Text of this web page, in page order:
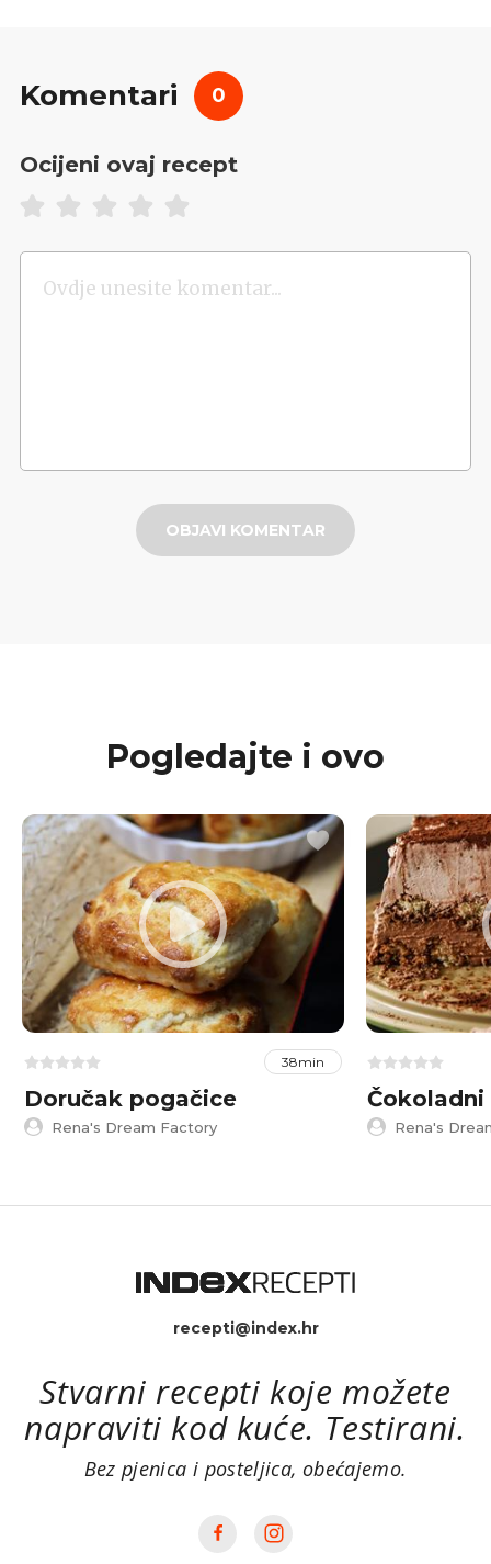
Komentari 0
Ocijeni ovaj recept
OBJAVI KOMENTAR
Pogledajte i ovo
38min
Doručak pogačice
Rena's Dream Factory Rena's
recepti@index.hr
Stvarni recepti koje možete
napraviti kod kuće. Testirani.
Bez pjenica i posteljica, obećajemo.